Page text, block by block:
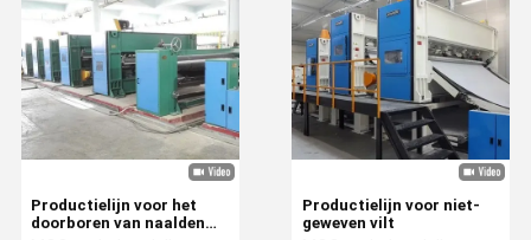
Producten
Productielijn voor niet-
geweven vilt
Productielijn voor het
doorboren van naalden